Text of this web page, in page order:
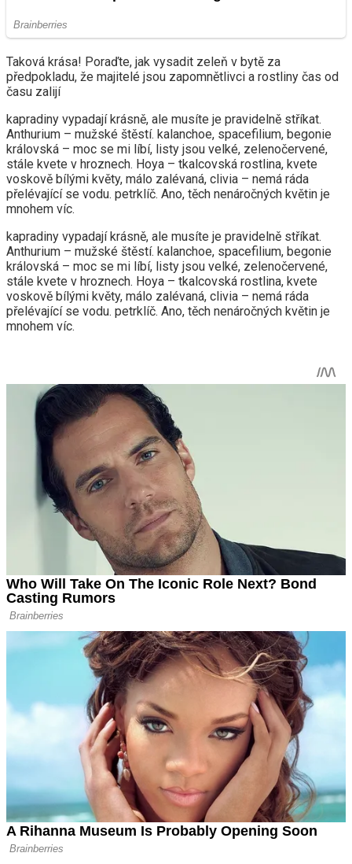
Taková krása! Poraďte, jak vysadit zeleň v bytě za
předpokladu, že majitelé jsou zapomnětlivci a rostliny čas od
času zalijí
kapradiny vypadají krásně, ale musíte je pravidelně stříkat.
Anthurium – mužské štěstí. kalanchoe, spacefilium, begonie
královská – moc se mi líbí, listy jsou velké, zelenočervené,
stále kvete v hroznech. Hoya – tkalcovská rostlina, kvete
voskově bílými květy, málo zalévaná, clivia – nemá ráda
přelévající se vodu. petrklíč. Ano, těch nenáročných květin je
mnohem víc.
kapradiny vypadají krásně, ale musíte je pravidelně stříkat.
Anthurium – mužské štěstí. kalanchoe, spacefilium, begonie
královská – moc se mi líbí, listy jsou velké, zelenočervené,
stále kvete v hroznech. Hoya – tkalcovská rostlina, kvete
voskově bílými květy, málo zalévaná, clivia – nemá ráda
přelévající se vodu. petrklíč. Ano, těch nenáročných květin je
mnohem víc.